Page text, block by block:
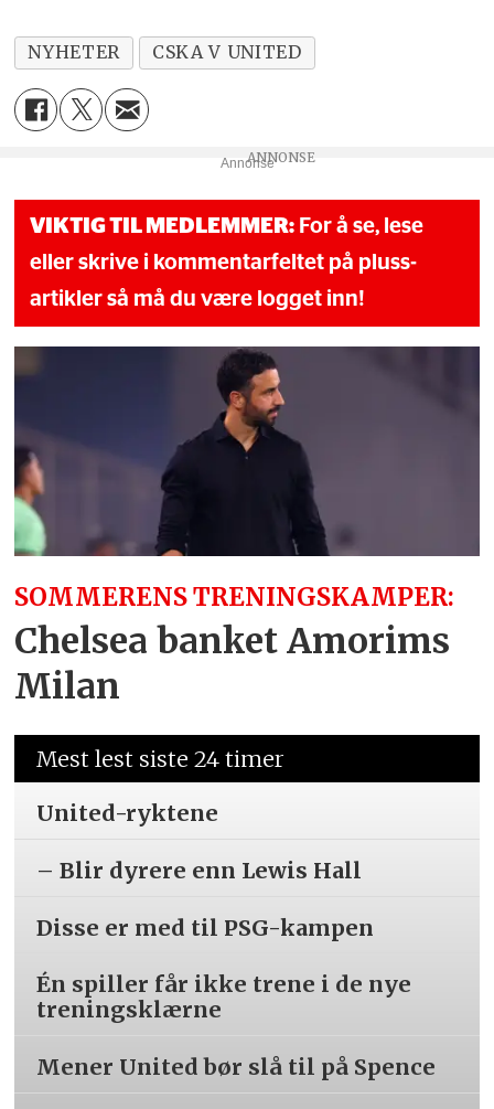
NYHETER CSKA V UNITED
Annonse
VIKTIG TIL MEDLEMMER: For å se, lese
eller skrive i kommentarfeltet på pluss-
artikler så må du være logget inn!
SOMMERENS TRENINGSKAMPER:
Chelsea banket Amorims
Milan
Mest lest siste 24 timer
United-ryktene
– Blir dyrere enn Lewis Hall
Disse er med til PSG-kampen
Én spiller får ikke trene i de nye
treningsklærne
Mener United bør slå til på Spence